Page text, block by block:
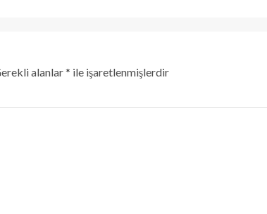
alanlar* ile işaretlenmişlerdir